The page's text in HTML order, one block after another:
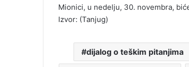
Mionici, u nedelju, 30. novembra,
Izvor: (Tanjug)
dijalog o teškim pitanjima